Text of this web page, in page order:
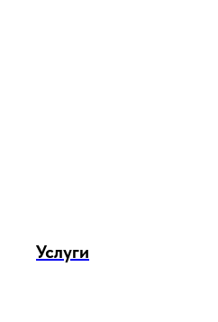
Услуги